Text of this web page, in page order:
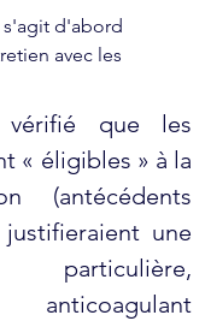
d'abord
avec les
que les
« éligibles » à la
(antécédents
une
particulière,